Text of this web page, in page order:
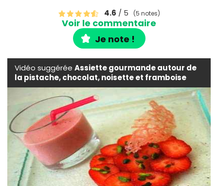
4.6 / 5 (5 notes)
Voir le commentaire
Je note !
Vidéo suggérée Assiette gourmande autour de
la pistache, chocolat, noisette et framboise